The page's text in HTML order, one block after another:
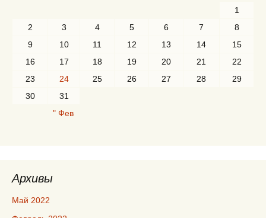
" Фев
1
2
3 4 5 6 7
8
9
10 11 12 13 14
15
16
17 18 19 20 21
22
23
24 25 26 27 28
29
30
31
Архивы
Май 2022